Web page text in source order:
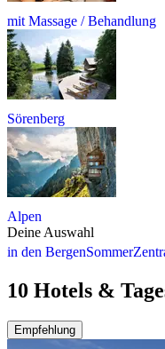
mit Massage / Behandlung
Sörenberg
Alpen
Deine Auswahl
in den BergenSommer
10 Hotels &
Empfehlung